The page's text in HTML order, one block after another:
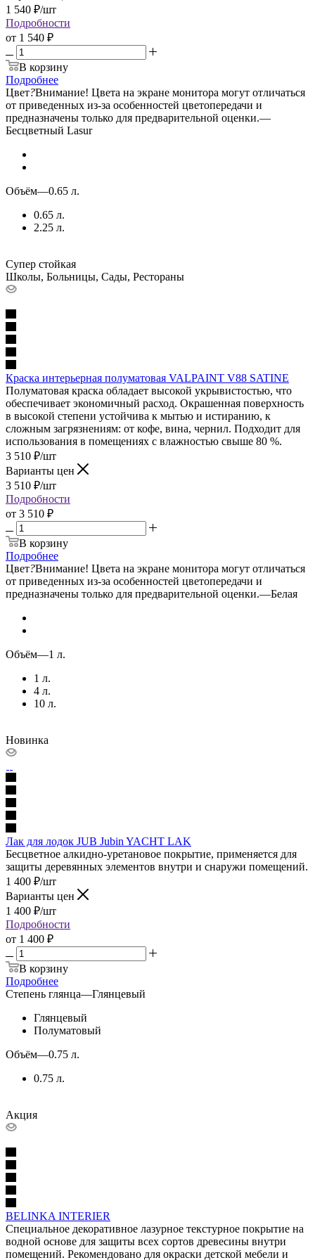
1 540 ₽/шт
Подробности
от 1 540 ₽
В корзину
Подробнее
Цвет?Внимание! Цвета на экране монитора могут отличаться
от приведенных из-за особенностей цветопередачи и
предназначены только для предварительной оценки.—
Бесцветный Lasur
Объём—0.65 л.
0.65 л.
2.25 л.
Супер стойкая
Школы, Больницы, Сады, Рестораны
Краска интерьерная полуматовая VALPAINT V88 SATINE
Полуматовая краска обладает высокой укрывистостью, что
обеспечивает экономичный расход. Окрашенная поверхность
в высокой степени устойчива к мытью и истиранию, к
сложным загрязнениям: от кофе, вина, чернил. Подходит для
использования в помещениях с влажностью свыше 80 %.
3 510 ₽/шт
Варианты цен
3 510 ₽/шт
Подробности
от 3 510 ₽
В корзину
Подробнее
Цвет?Внимание! Цвета на экране монитора могут отличаться
от приведенных из-за особенностей цветопередачи и
предназначены только для предварительной оценки.—Белая
Объём—1 л.
1 л.
4 л.
10 л.
Новинка
Лак для лодок JUB Jubin YACHT LAK
Бесцветное алкидно-уретановое покрытие, применяется для
защиты деревянных элементов внутри и снаружи помещений.
1 400 ₽/шт
Варианты цен
1 400 ₽/шт
Подробности
от 1 400 ₽
В корзину
Подробнее
Степень глянца—Глянцевый
Глянцевый
Полуматовый
Объём—0.75 л.
0.75 л.
Акция
BELINKA INTERIER
Специальное декоративное лазурное текстурное покрытие на
водной основе для защиты всех сортов древесины внутри
помещений. Рекомендовано для окраски детской мебели и